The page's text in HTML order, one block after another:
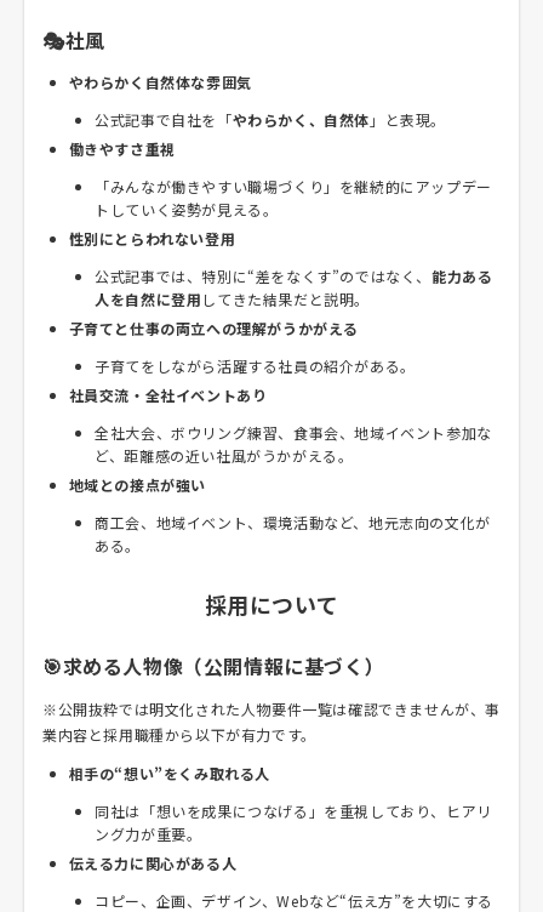
🎭社風
やわらかく自然体な雰囲気
公式記事で自社を「やわらかく、自然体 」と表現。
働きやすさ重視
「みんなが働きやすい職場づくり」を継続的にアップデー
トしていく姿勢が見える。
性別にとらわれない登用
公式記事では、特別に“差をなくす”のではなく、 能力ある
人を自然に登用 してきた結果だと説明。
子育てと仕事の両立への理解がうかがえる
子育てをしながら活躍する社員の紹介がある。
社員交流・全社イベントあり
全社大会、ボウリング練習、食事会、地域イベント参加な
ど、距離感の近い社風がうかがえる。
地域との接点が強い
商工会、地域イベント、環境活動など、地元志向の文化が
ある。
採用について
🎯求める人物像（公開情報に基づく）
※公開抜粋では明文化された人物要件一覧は確認できませんが、事
業内容と採用職種から以下が有力です。
相手の“想い”をくみ取れる人
同社は「想いを成果につなげる」を重視しており、ヒアリ
ング力が重要。
伝える力に関心がある人
コピー、企画、デザイン、Webなど“伝え方”を大切にする